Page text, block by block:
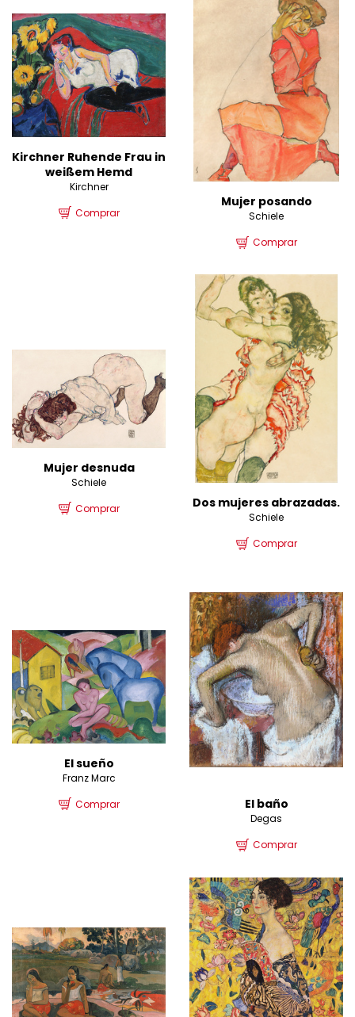
Kirchner Ruhende Frau in
weißem Hemd
Kirchner
Comprar
Mujer posando
Schiele
Comprar
Mujer desnuda
Schiele
Comprar
Dos mujeres abrazadas.
Schiele
Comprar
El sueño
Franz Marc
Comprar
El baño
Degas
Comprar